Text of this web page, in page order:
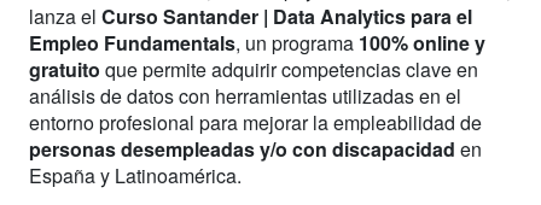
lanza el Curso Santander | Data Analytics para el
Empleo Fundamentals, un programa 100% online y
gratuito que permite adquirir competencias clave en
análisis de datos con herramientas utilizadas en el
entorno profesional para mejorar la empleabilidad de
personas desempleadas y/o con discapacidad en
España y Latinoamérica.